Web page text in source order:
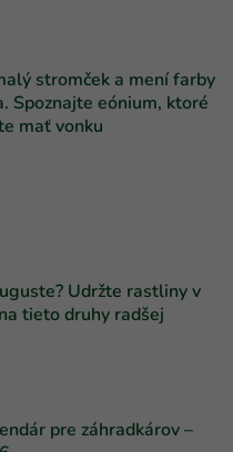
stromček a mení farby
Spoznajte eónium, ktoré
mať vonku
Udržte rastliny v
tieto druhy radšej
pre záhradkárov –